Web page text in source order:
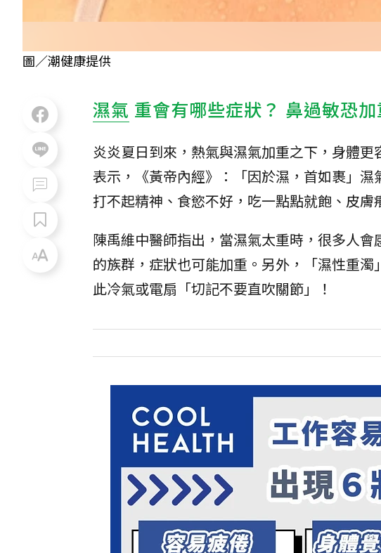
圖／潮健康提供
濕氣 重會有哪些症狀？ 鼻過敏恐加
炎炎夏日到來，熱氣與濕氣加重之下，身體
表示，《黃帝內經》：「因於濕，首如裹」
打不起精神、食慾不好，吃一點點就飽、皮膚
陳禹維中醫師指出，當濕氣太重時，很多人
的族群，症狀也可能加重。另外，「濕性重
此冷氣或電扇「切記不要直吹關節」！